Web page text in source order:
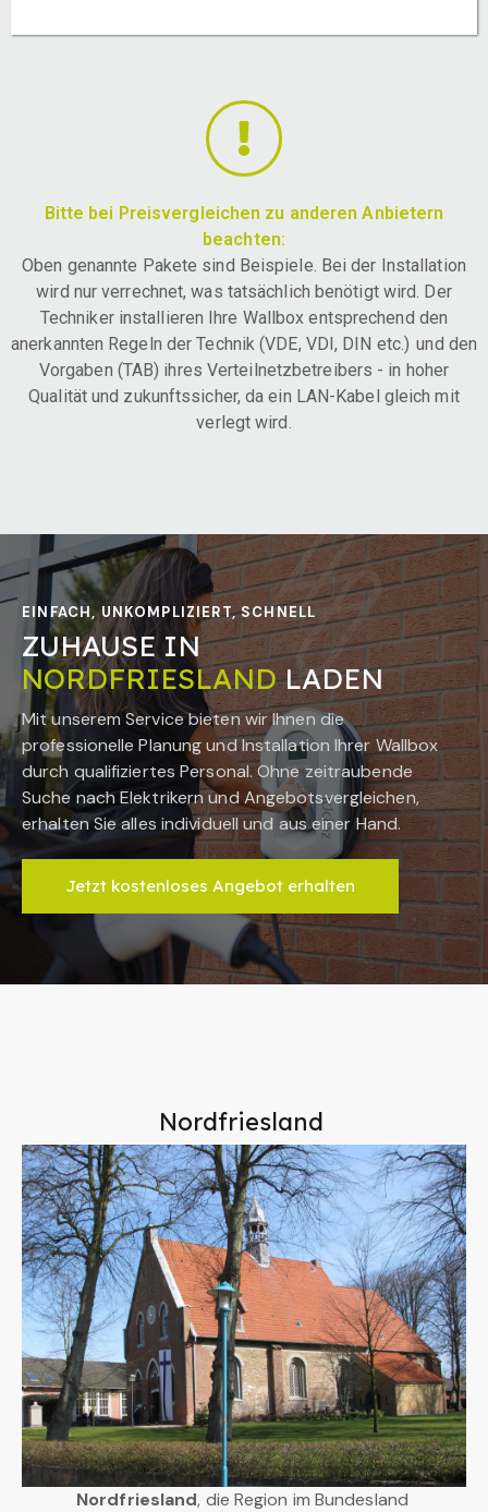
Bitte bei Preisvergleichen zu anderen Anbietern
beachten:
Oben genannte Pakete sind Beispiele. Bei der Installation
wird nur verrechnet, was tatsächlich benötigt wird. Der
Techniker installieren Ihre Wallbox entsprechend den
anerkannten Regeln der Technik (VDE, VDI, DIN etc.) und den
Vorgaben (TAB) ihres Verteilnetzbetreibers - in hoher
Qualität und zukunftssicher, da ein LAN-Kabel gleich mit
verlegt wird.
EINFACH, UNKOMPLIZIERT, SCHNELL
ZUHAUSE IN
NORDFRIESLANDLADEN
Mit unserem Service bieten wir Ihnen die
professionelle Planung und Installation Ihrer Wallbox
durch qualifiziertes Personal. Ohne zeitraubende
Suche nach Elektrikern und Angebotsvergleichen,
erhalten Sie alles individuell und aus einer Hand.
Jetzt kostenloses Angebot erhalten
Nordfriesland
Nordfriesland, die Region im Bundesland